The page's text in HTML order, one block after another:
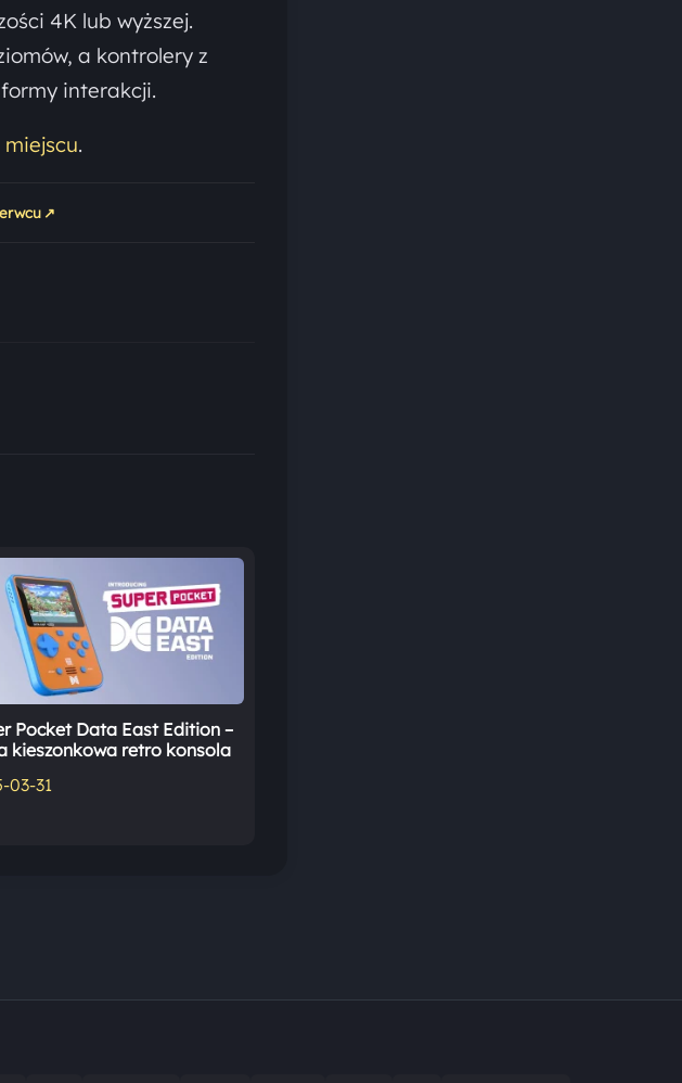
4K lub wyższej.
a kontrolery z
interakcji.
.
↗
Pocket Data East Edition –
kieszonkowa retro konsola
03-31